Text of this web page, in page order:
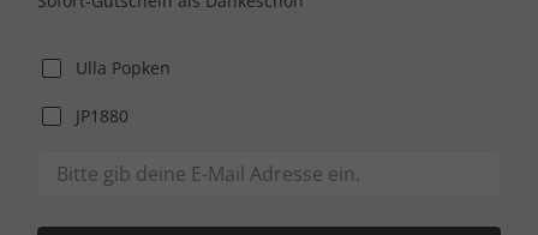
Ulla Popken
JP1880